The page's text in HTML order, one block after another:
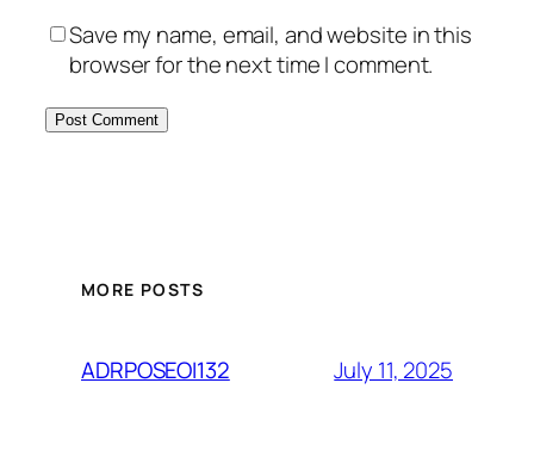
Save my name, email, and website in this
browser for the next time I comment.
MORE POSTS
ADRPOSEOI132 July 11, 2025